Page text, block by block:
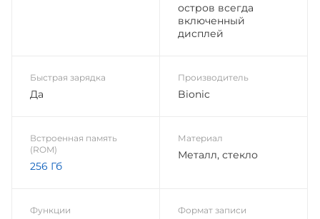
остров всегда
включенный
дисплей
Быстрая зарядка
Да
Производитель
Bionic
Встроенная память
(ROM)
256 Гб
Материал
Металл, стекло
Функции Формат записи